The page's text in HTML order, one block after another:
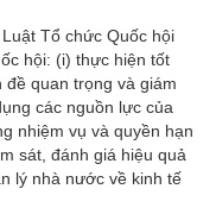
Tổ chức Quốc hội
hội: (i) thực hiện tốt
quan trọng và giám
các nguồn lực của
nhiệm vụ và quyền hạn
sát, đánh giá hiệu quả
lý nhà nước về kinh tế